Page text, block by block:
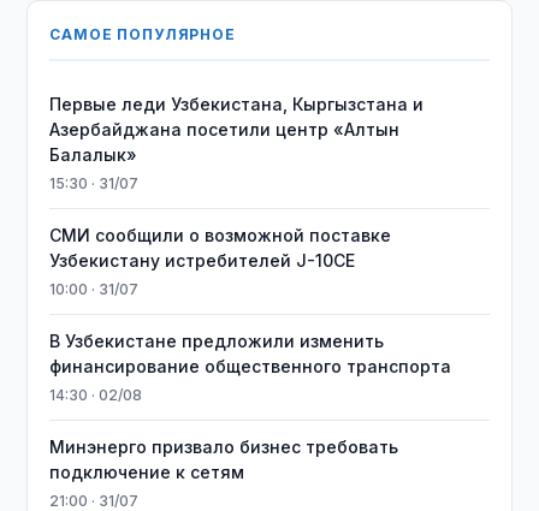
САМОЕ ПОПУЛЯРНОЕ
Первые леди Узбекистана, Кыргызстана и
Азербайджана посетили центр «Алтын
Балалык»
15:30 · 31/07
СМИ сообщили о возможной поставке
Узбекистану истребителей J-10CE
10:00 · 31/07
В Узбекистане предложили изменить
финансирование общественного транспорта
14:30 · 02/08
Минэнерго призвало бизнес требовать
подключение к сетям
21:00 · 31/07